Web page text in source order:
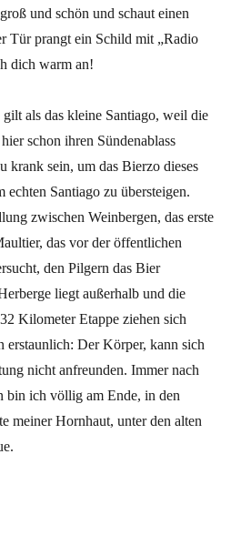
und schön und schaut einen
Tür prangt ein Schild mit „Radio
dich warm an!
als das kleine Santiago, weil die
schon ihren Sündenablass
krank sein, um das Bierzo dieses
echten Santiago zu übersteigen.
zwischen Weinbergen, das erste
das vor der öffentlichen
den Pilgern das Bier
liegt außerhalb und die
Kilometer Etappe ziehen sich
erstaunlich: Der Körper, kann sich
nicht anfreunden. Immer nach
bin ich völlig am Ende, in den
meiner Hornhaut, unter den alten